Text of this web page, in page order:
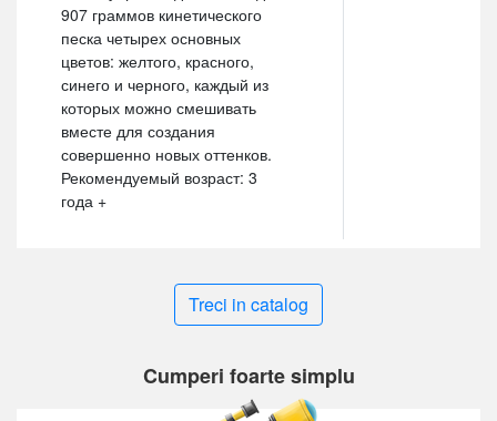
907 граммов кинетического
песка четырех основных
цветов: желтого, красного,
синего и черного, каждый из
которых можно смешивать
вместе для создания
совершенно новых оттенков.
Рекомендуемый возраст: 3
года +
Treci in catalog
Cumperi foarte simplu